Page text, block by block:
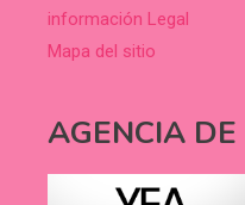
información Legal
Mapa del sitio
AGENCIA